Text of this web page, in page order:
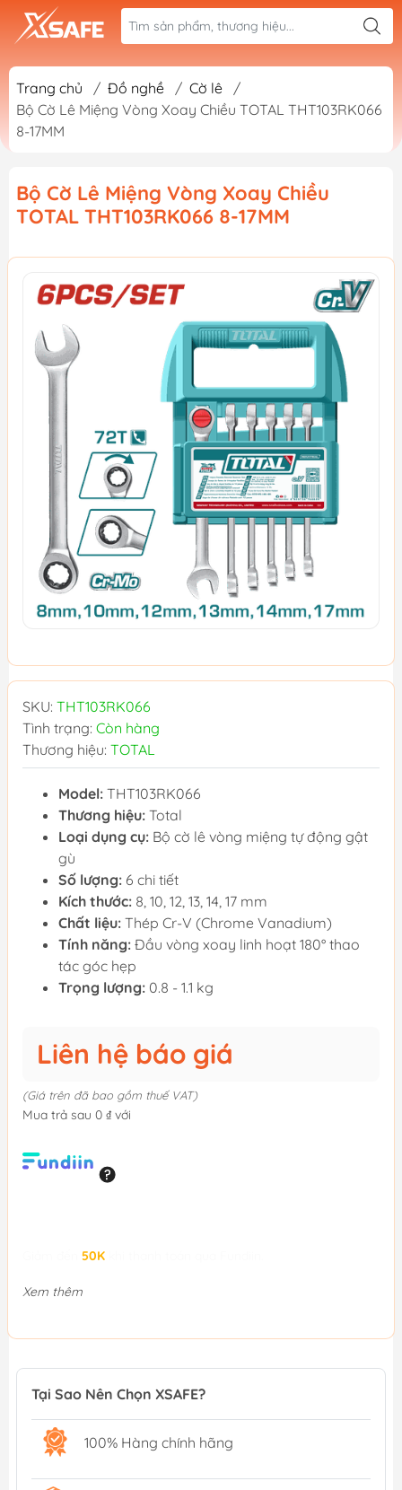
Trang chủ / Đồ nghề / Cờ lê
/
Bộ Cờ Lê Miệng Vòng Xoay Chiều TOTAL THT103RK066
8-17MM
Bộ Cờ Lê Miệng Vòng Xoay Chiều
TOTAL THT103RK066 8-17MM
SKU: THT103RK066
Tình trạng: Còn hàng
Thương hiệu: TOTAL
Model: THT103RK066
Thương hiệu: Total
Loại dụng cụ: Bộ cờ lê vòng miệng tự động gật
gù
Số lượng: 6 chi tiết
Kích thước: 8, 10, 12, 13, 14, 17 mm
Chất liệu: Thép Cr-V (Chrome Vanadium)
Tính năng: Đầu vòng xoay linh hoạt 180° thao
tác góc hẹp
Trọng lượng: 0.8 - 1.1 kg
Liên hệ báo giá
(Giá trên đã bao gồm thuế VAT)
Mua trả sau 0 ₫ với
50K
Xem thêm
Tại Sao Nên Chọn XSAFE?
100% Hàng chính hãng